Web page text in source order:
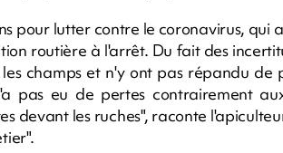
pour lutter contre le coronavirus,
routière à l'arrêt. Du fait des
champs et n'y ont pas répandu de
pas eu de pertes contrairement
devant les ruches", raconte